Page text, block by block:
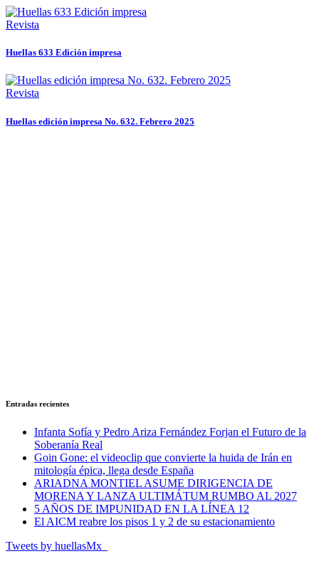
Revista
Huellas 633 Edición impresa
Revista
Huellas edición impresa No. 632. Febrero 2025
Entradas recientes
Infanta Sofía y Pedro Ariza Fernández Forjan el Futuro de la
Soberanía Real
Goin Gone: el videoclip que convierte la huida de Irán en
mitología épica, llega desde España
ARIADNA MONTIEL ASUME DIRIGENCIA DE
MORENA Y LANZA ULTIMÁTUM RUMBO AL 2027
5 AÑOS DE IMPUNIDAD EN LA LÍNEA 12
El AICM reabre los pisos 1 y 2 de su estacionamiento
Tweets by huellasMx_